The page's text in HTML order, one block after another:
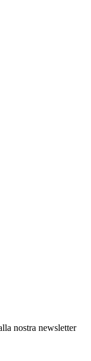
nostra newsletter